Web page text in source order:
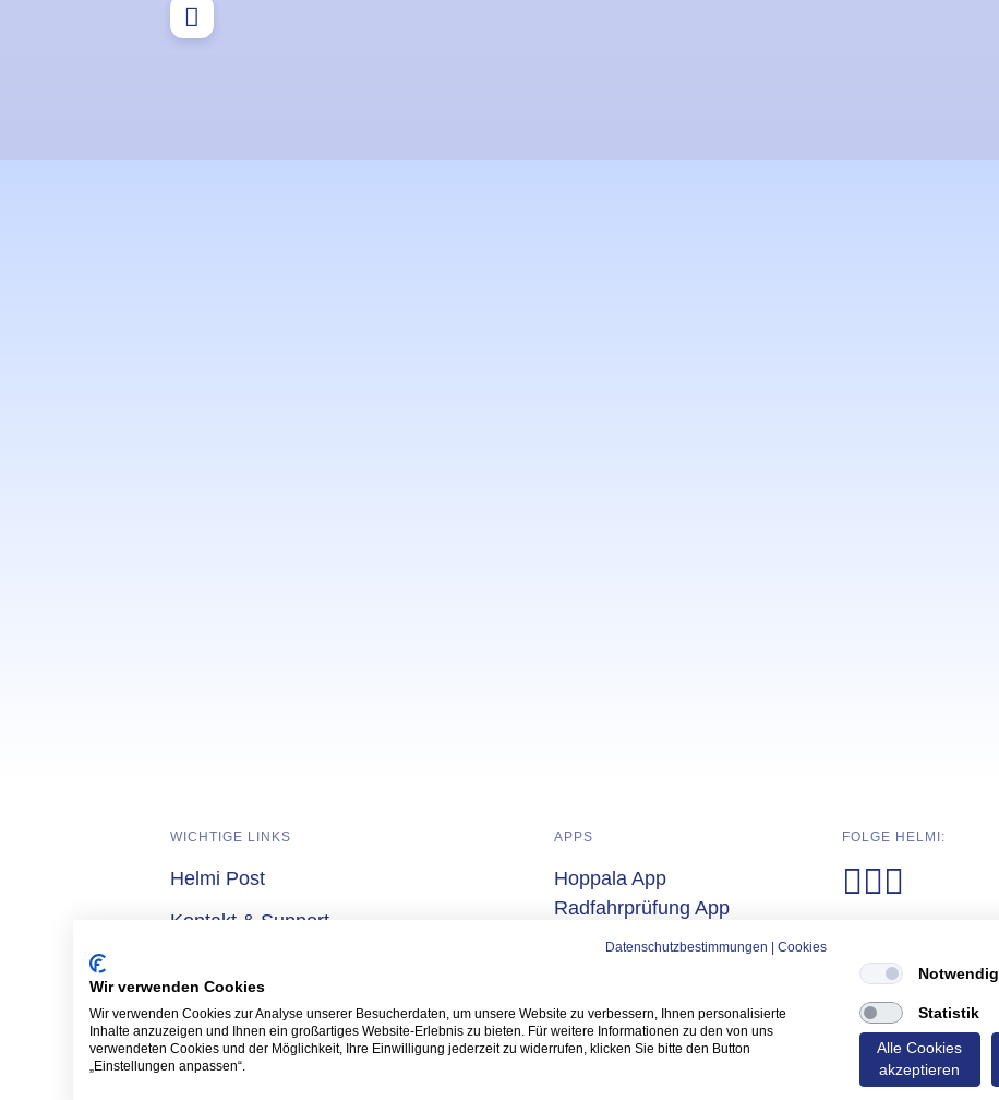
Datenschutzbestimmungen Cookies
Wir verwenden Cookies
Wir verwenden Cookies zur Analyse unserer Besucherdaten, um unsere Website zu verbessern, Ihnen personalisierte
Inhalte anzuzeigen und Ihnen ein großartiges Website-Erlebnis zu bieten. Für weitere Informationen zu den von uns
verwendeten Cookies und der Möglichkeit, Ihre Einwilligung jederzeit zu widerrufen, klicken Sie bitte den Button
„Einstellungen anpassen“.
Notwendig
Statistik
Alle Cookies
akzeptieren
WICHTIGE LINKS
Helmi Post
Kontakt & Support
APPS
Hoppala App
(Öffnet in neuem Tab)
Radfahrprüfung App
(Öffnet in neuem Tab)
Yarrive App
(Öffnet in neuem Tab)
FOLGE HELMI:
Rechtliche Verlinkungen
Cookie Einstellungen Datenschutz Impressum